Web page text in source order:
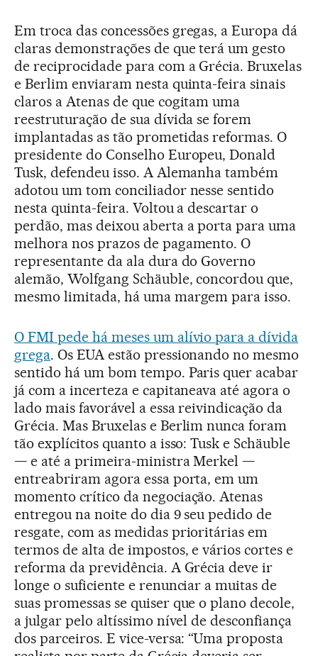
Em troca das concessões gregas, a Europa dá
claras demonstrações de que terá um gesto
de reciprocidade para com a Grécia. Bruxelas
e Berlim enviaram nesta quinta-feira sinais
claros a Atenas de que cogitam uma
reestruturação de sua dívida se forem
implantadas as tão prometidas reformas. O
presidente do Conselho Europeu, Donald
Tusk, defendeu isso. A Alemanha também
adotou um tom conciliador nesse sentido
nesta quinta-feira. Voltou a descartar o
perdão, mas deixou aberta a porta para uma
melhora nos prazos de pagamento. O
representante da ala dura do Governo
alemão, Wolfgang Schäuble, concordou que,
mesmo limitada, há uma margem para isso.
O FMI pede há meses um alívio para a dívida
grega. Os EUA estão pressionando no mesmo
sentido há um bom tempo. Paris quer acabar
já com a incerteza e capitaneava até agora o
lado mais favorável a essa reivindicação da
Grécia. Mas Bruxelas e Berlim nunca foram
tão explícitos quanto a isso: Tusk e Schäuble
— e até a primeira-ministra Merkel —
entreabriram agora essa porta, em um
momento crítico da negociação. Atenas
entregou na noite do dia 9 seu pedido de
resgate, com as medidas prioritárias em
termos de alta de impostos, e vários cortes e
reforma da previdência. A Grécia deve ir
longe o suficiente e renunciar a muitas de
suas promessas se quiser que o plano decole,
a julgar pelo altíssimo nível de desconfiança
dos parceiros. E vice-versa: “Uma proposta